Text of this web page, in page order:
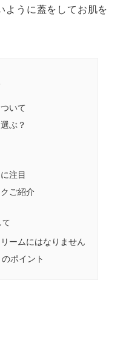
ように蓋をしてお肌を
いて
ぶ？
注目
ご紹介
て
ームにはなりません
のポイント